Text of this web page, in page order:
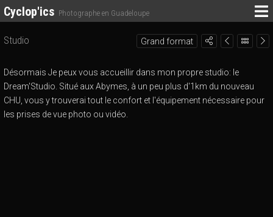
Cyclop'ics Photographe en Guadeloupe
Grand format
Studio
Désormais Je peux vous accueillir dans mon propre studio: le
Dream'Studio. Situé aux Abymes, à un peu plus d'1km du nouveau
CHU, vous y trouverai tout le confort et l'équipement nécessaire pour
les prises de vue photo ou vidéo.